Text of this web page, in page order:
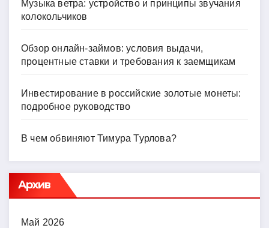
Музыка ветра: устройство и принципы звучания
колокольчиков
Обзор онлайн-займов: условия выдачи,
процентные ставки и требования к заемщикам
Инвестирование в российские золотые монеты:
подробное руководство
В чем обвиняют Тимура Турлова?
Архив
Май 2026